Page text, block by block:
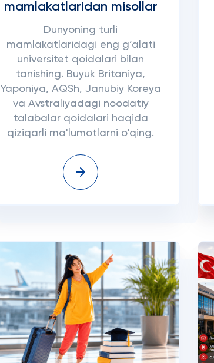
mamlakatlaridan misollar
Dunyoning turli
mamlakatlaridagi eng g‘alati
universitet qoidalari bilan
tanishing. Buyuk Britaniya,
Yaponiya, AQSh, Janubiy Koreya
va Avstraliyadagi noodatiy
talabalar qoidalari haqida
qiziqarli ma'lumotlarni o‘qing.